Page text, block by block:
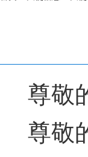
尊敬
尊敬